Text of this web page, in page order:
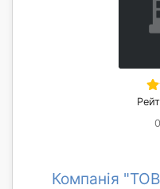
Компанія